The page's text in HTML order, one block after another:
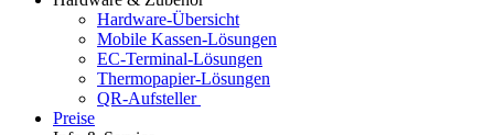
Hardware-Übersicht
Mobile Kassen-Lösungen
EC-Terminal-Lösungen
Thermopapier-Lösungen
QR-Aufsteller
Preise